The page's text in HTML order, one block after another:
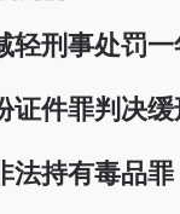
轻刑事处罚
证件罪判决
法持有毒品罪